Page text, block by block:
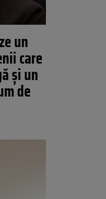
un
care
și un
de